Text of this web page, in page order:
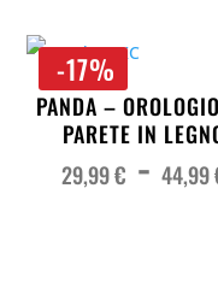
-17%
PANDA –
PARETE IN
29,99€ - 44,99